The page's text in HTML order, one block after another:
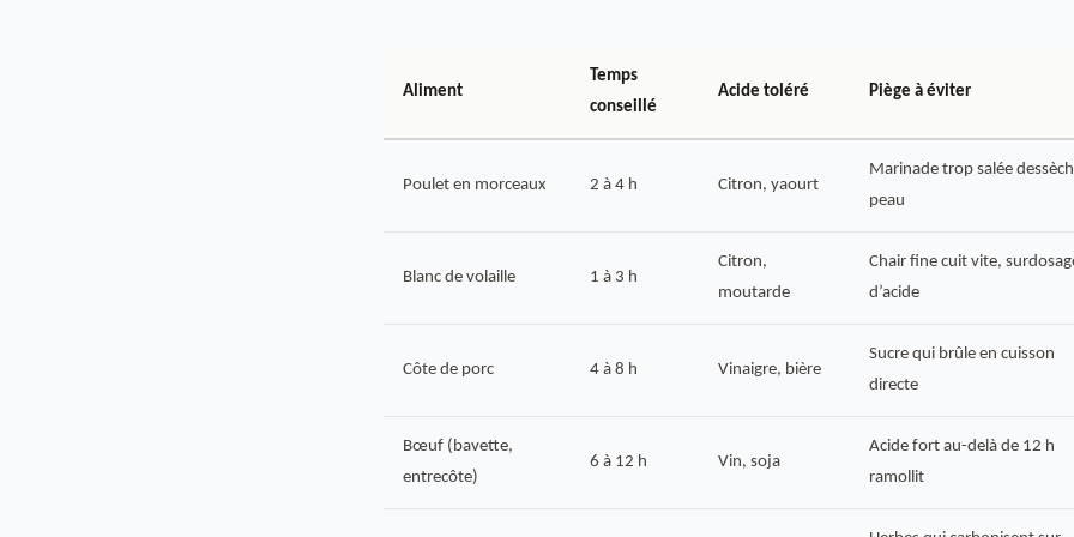
Aliment
Temps
conseillé
Acide toléré Piège à éviter
Poulet en morceaux 2 à 4 h Citron, yaourt
Marinade trop salée
peau
Blanc de volaille 1 à 3 h
Citron,
moutarde
Chair fine cuit vite,
d’acide
Côte de porc 4 à 8 h Vinaigre, bière
Sucre qui brûle en cuisson
directe
Bœuf (bavette,
entrecôte)
6 à 12 h Vin, soja
Acide fort au-delà de 12 h
ramollit